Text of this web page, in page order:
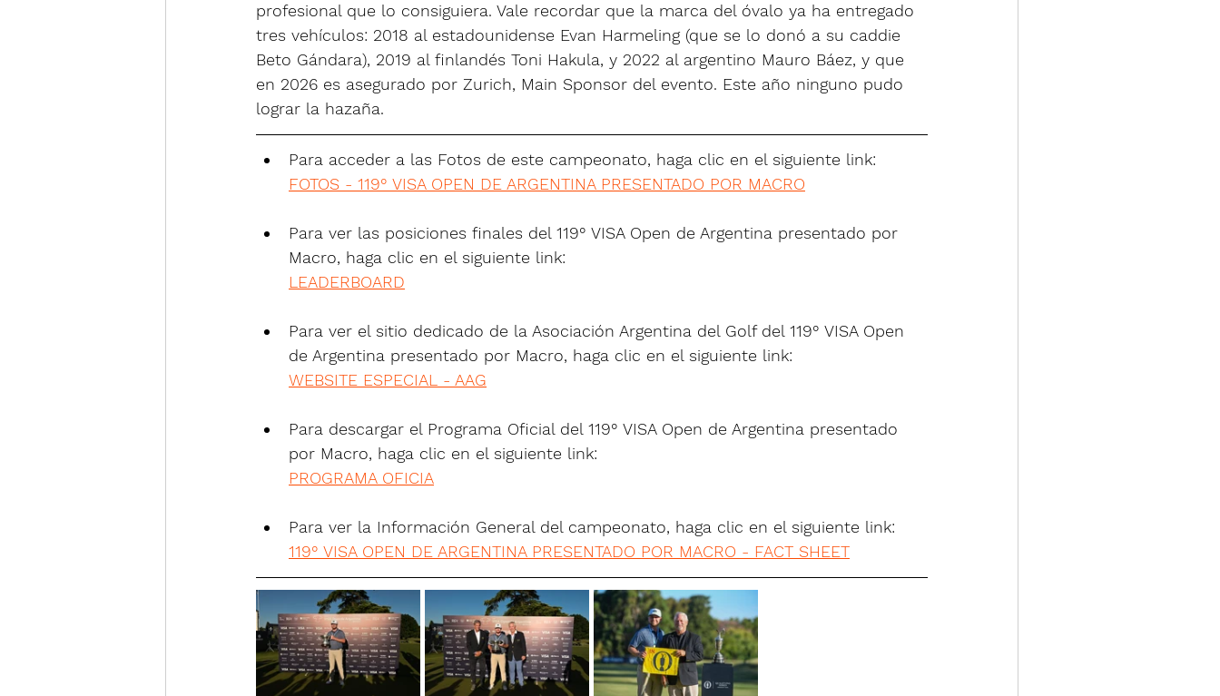
profesional que lo consiguiera. Vale recordar que la marca del óvalo ya ha entregado
tres vehículos: 2018 al estadounidense Evan Harmeling (que se lo donó a su caddie
Beto Gándara), 2019 al finlandés Toni Hakula, y 2022 al argentino Mauro Báez, y que
en 2026 es asegurado por Zurich, Main Sponsor del evento. Este año ninguno pudo
lograr la hazaña.
Para acceder a las Fotos de este campeonato, haga clic en el siguiente link:
FOTOS - 119° VISA OPEN DE ARGENTINA PRESENTADO POR MACRO
Para ver las posiciones finales del 119° VISA Open de Argentina presentado por
Macro, haga clic en el siguiente link:
LEADERBOARD
Para ver el sitio dedicado de la Asociación Argentina del Golf del 119° VISA Open
de Argentina presentado por Macro, haga clic en el siguiente link:
WEBSITE ESPECIAL - AAG
Para descargar el Programa Oficial del 119° VISA Open de Argentina presentado
por Macro, haga clic en el siguiente link:
PROGRAMA OFICIA
Para ver la Información General del campeonato, haga clic en el siguiente link:
119° VISA OPEN DE ARGENTINA PRESENTADO POR MACRO - FACT SHEET